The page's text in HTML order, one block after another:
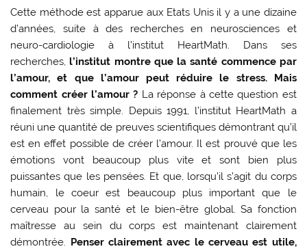
Cette méthode est apparue aux Etats Unis il y a une dizaine
d’années, suite à des recherches en neurosciences et
neuro-cardiologie à l’institut HeartMath. Dans ses
recherches, l’institut montre que la santé commence par
l’amour, et que l’amour peut réduire le stress. Mais
comment créer l’amour ? La réponse à cette question est
finalement très simple. Depuis 1991, l’institut HeartMath a
réuni une quantité de preuves scientifiques démontrant qu’il
est en effet possible de créer l’amour. Il est prouvé que les
émotions vont beaucoup plus vite et sont bien plus
puissantes que les pensées. Et que, lorsqu’il s’agit du corps
humain, le coeur est beaucoup plus important que le
cerveau pour la santé et le bien-être global. Sa fonction
maîtresse au sein du corps est maintenant clairement
démontrée. Penser clairement avec le cerveau est utile,